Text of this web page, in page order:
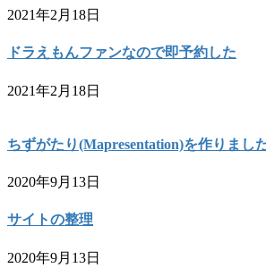
2021年2月18日
ドラえもんファンなので即予約した
2021年2月18日
ちずがたり(Mapresentation)を作りまし
2020年9月13日
サイトの整理
2020年9月13日